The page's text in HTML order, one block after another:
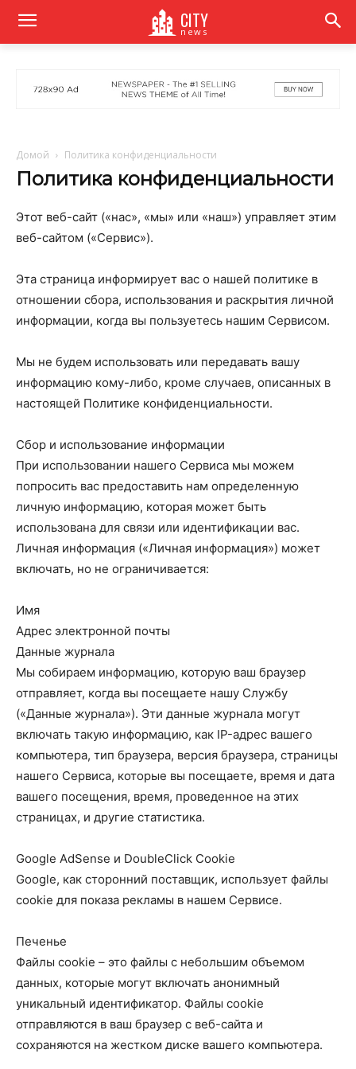
CITY
news
Домой Политика конфиденциальности
Политика конфиденциальности
Этот веб-сайт («нас», «мы» или «наш») управляет этим
веб-сайтом («Сервис»).
Эта страница информирует вас о нашей политике в
отношении сбора, использования и раскрытия личной
информации, когда вы пользуетесь нашим Сервисом.
Мы не будем использовать или передавать вашу
информацию кому-либо, кроме случаев, описанных в
настоящей Политике конфиденциальности.
Сбор и использование информации
При использовании нашего Сервиса мы можем
попросить вас предоставить нам определенную
личную информацию, которая может быть
использована для связи или идентификации вас.
Личная информация («Личная информация») может
включать, но не ограничивается:
Имя
Адрес электронной почты
Данные журнала
Мы собираем информацию, которую ваш браузер
отправляет, когда вы посещаете нашу Службу
(«Данные журнала»). Эти данные журнала могут
включать такую ​​информацию, как IP-адрес вашего
компьютера, тип браузера, версия браузера, страницы
нашего Сервиса, которые вы посещаете, время и дата
вашего посещения, время, проведенное на этих
страницах, и другие статистика.
Google AdSense и DoubleClick Cookie
Google, как сторонний поставщик, использует файлы
cookie для показа рекламы в нашем Сервисе.
Печенье
Файлы cookie – это файлы с небольшим объемом
данных, которые могут включать анонимный
уникальный идентификатор. Файлы cookie
отправляются в ваш браузер с веб-сайта и
сохраняются на жестком диске вашего компьютера.